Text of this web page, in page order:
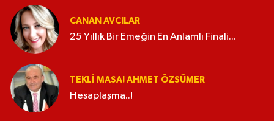
CANAN AVCILAR
25 Yıllık Bir Emeğin En Anlamlı Finali...
TEKLI MASA! AHMET ÖZSÜMER
Hesaplaşma..!